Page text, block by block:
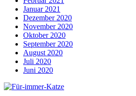
Januar 2021
Dezember 2020
November 2020
Oktober 2020
September 2020
August 2020
Juli 2020
Juni 2020